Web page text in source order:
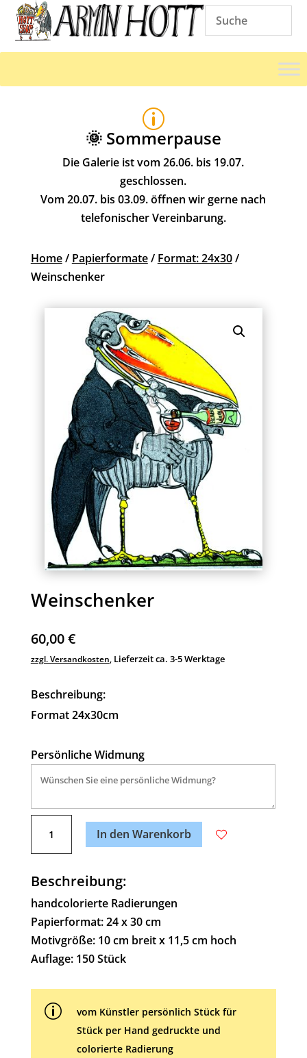
p
🌞 Sommerpause
Die Galerie ist vom 26.06. bis 19.07.
geschlossen.
Vom 20.07. bis 03.09. öffnen wir gerne nach
telefonischer Vereinbarung.
Home/ Papierformate/ Format: 24x30/
Weinschenker
Weinschenker
60,00€
zzgl. Versandkosten, Lieferzeit ca. 3-5 Werktage
Beschreibung:
Format 24x30cm
Persönliche Widmung
Weinschenker
Menge
In den Warenkorb
A
r
n
a
t
i
e
Beschreibung:
handcolorierte Radierungen
Papierformat: 24 x 30 cm
Motivgröße: 10 cm breit x 11,5 cm hoch
Auflage: 150 Stück
p
vom Künstler persönlich Stück für
Stück per Hand gedruckte und
colorierte Radierung